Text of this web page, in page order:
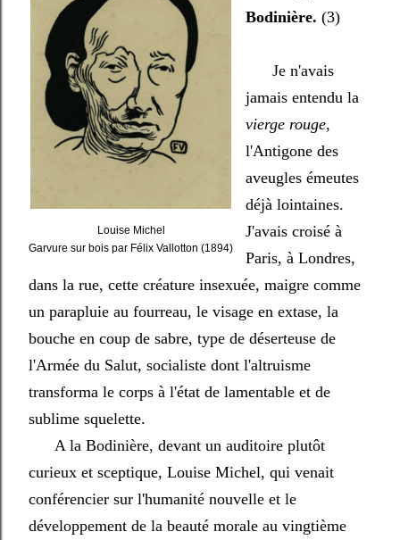
Louise Michel
Garvure sur bois par Félix Vallotton (1894)
Bodinière. (3)
Je n'avais
jamais entendu la
vierge rouge,
l'Antigone des
aveugles émeutes
déjà lointaines.
J'avais croisé à
Paris, à Londres,
dans la rue, cette créature insexuée, maigre comme
un parapluie au fourreau, le visage en extase, la
bouche en coup de sabre, type de déserteuse de
l'Armée du Salut, socialiste dont l'altruisme
transforma le corps à l'état de lamentable et de
sublime squelette.
A la Bodinière, devant un auditoire plutôt
curieux et sceptique, Louise Michel, qui venait
conférencier sur l'humanité nouvelle et le
développement de la beauté morale au vingtième